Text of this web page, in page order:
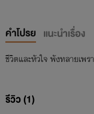
คำโปรย แนะนำเรื่อง
ชีวิตและหัวใจ พังทลายเพร
รีวิว (1)